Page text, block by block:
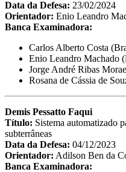
Data da Defesa: 23/02/2024
Orientador: Enio Leandro
Banca Examinadora:
Carlos Alberto Costa
Enio Leandro Machado
Jorge André Ribas
Rosana de Cássia de
Demis Pessatto Faqui
Título: Sistema automatizado
subterrâneas
Data da Defesa: 04/12/2023
Orientador: Adilson Ben da
Banca Examinadora: